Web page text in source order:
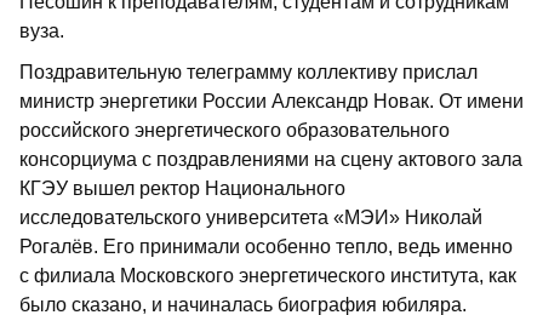
вуза.
Поздравительную телеграмму коллективу прислал
министр энергетики России Александр Новак. От имени
российского энергетического образовательного
консорциума с поздравлениями на сцену актового зала
КГЭУ вышел ректор Национального
исследовательского университета «МЭИ» Николай
Рогалёв. Его принимали особенно тепло, ведь именно
с филиала Московского энергетического института, как
было сказано, и начиналась биография юбиляра.